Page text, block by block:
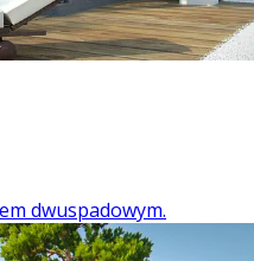
dwuspadowym.